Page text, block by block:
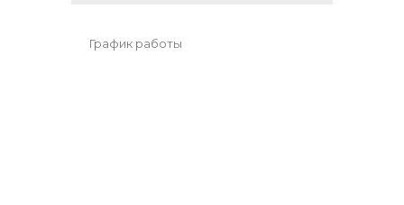
График работы